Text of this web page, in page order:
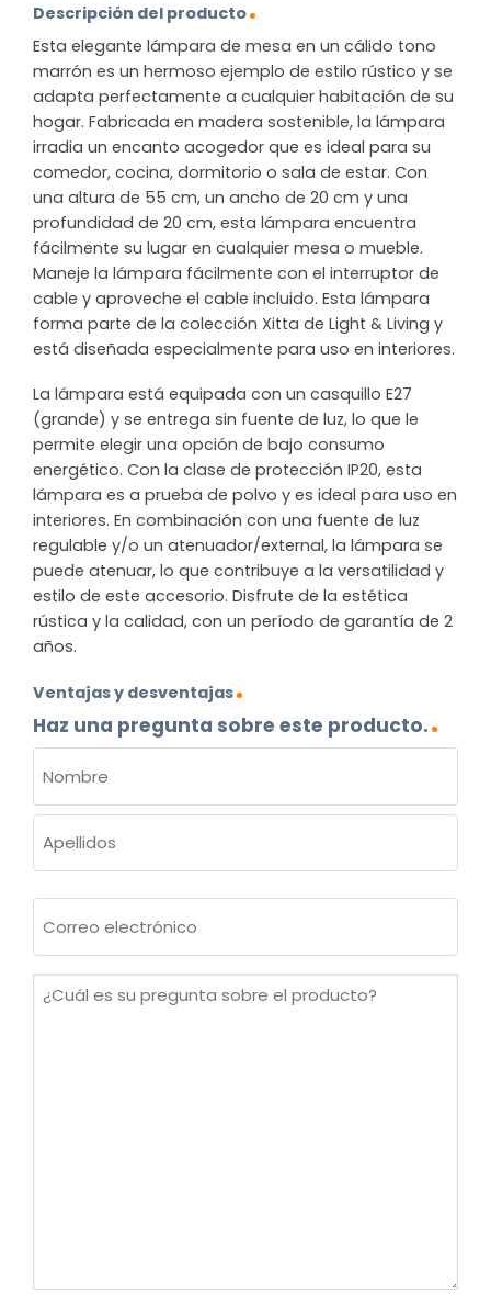
Descripción del producto
Esta elegante lámpara de mesa en un cálido tono
marrón es un hermoso ejemplo de estilo rústico y se
adapta perfectamente a cualquier habitación de su
hogar. Fabricada en madera sostenible, la lámpara
irradia un encanto acogedor que es ideal para su
comedor, cocina, dormitorio o sala de estar. Con
una altura de 55 cm, un ancho de 20 cm y una
profundidad de 20 cm, esta lámpara encuentra
fácilmente su lugar en cualquier mesa o mueble.
Maneje la lámpara fácilmente con el interruptor de
cable y aproveche el cable incluido. Esta lámpara
forma parte de la colección Xitta de Light & Living y
está diseñada especialmente para uso en interiores.
La lámpara está equipada con un casquillo E27
(grande) y se entrega sin fuente de luz, lo que le
permite elegir una opción de bajo consumo
energético. Con la clase de protección IP20, esta
lámpara es a prueba de polvo y es ideal para uso en
interiores. En combinación con una fuente de luz
regulable y/o un atenuador/external, la lámpara se
puede atenuar, lo que contribuye a la versatilidad y
estilo de este accesorio. Disfrute de la estética
rústica y la calidad, con un período de garantía de 2
años.
Ventajas y desventajas
Haz una pregunta sobre este producto.
(OBLIGATORIO)
Nombre
electrónico
¿Cuál